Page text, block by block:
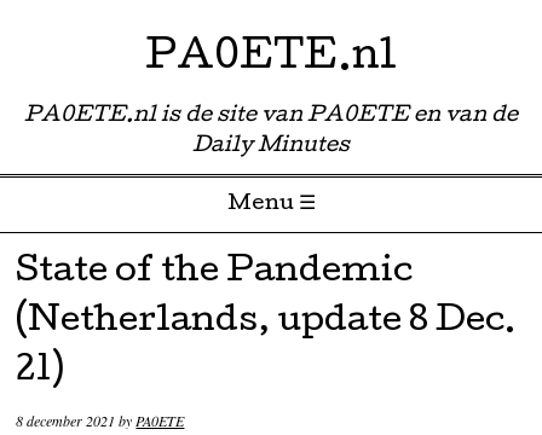
PA0ETE.nl
PA0ETE.nl is de site van PA0ETE en van de
Daily Minutes
Menu ☰
Skip to content
State of the Pandemic
(Netherlands, update 8 Dec.
21)
8 december 2021 byPA0ETE